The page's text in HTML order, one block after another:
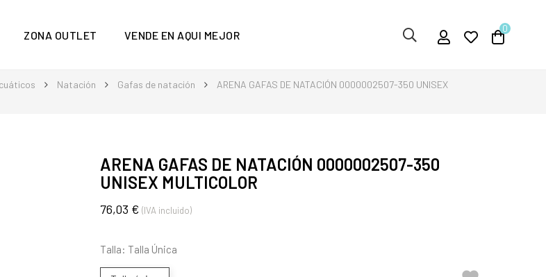
en Aquí Mejor
ZONA OUTLET VENDE EN AQUI MEJOR 0
Natación Gafas de natación
ARENA GAFAS DE NATACIÓN 0000002507-350 UNISEX
ARENA GAFAS DE NATACIÓN 0000002507-350
UNISEX MULTICOLOR
76,03 € (IVA incluido)
Talla: Talla Única